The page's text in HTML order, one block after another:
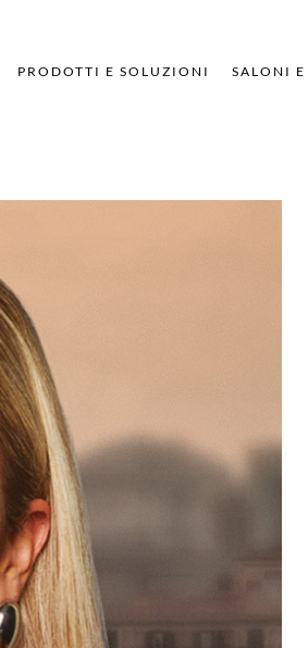
PRODOTTI E SOLUZIONI SALONI